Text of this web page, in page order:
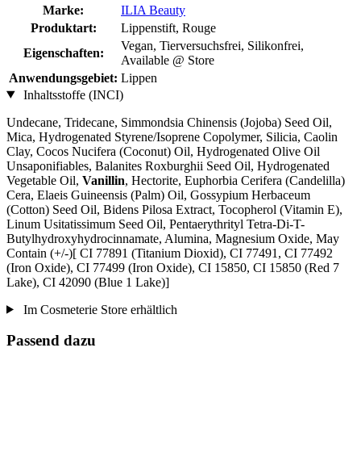
Marke:
ILIA Beauty
Produktart:
Lippenstift, Rouge
Eigenschaften:
Vegan, Tierversuchsfrei, Silikonfrei,
Available @ Store
Anwendungsgebiet: Lippen
Inhaltsstoffe (INCI)
Undecane, Tridecane, Simmondsia Chinensis (Jojoba) Seed Oil,
Mica, Hydrogenated Styrene/Isoprene Copolymer, Silicia, Caolin
Clay, Cocos Nucifera (Coconut) Oil, Hydrogenated Olive Oil
Unsaponifiables, Balanites Roxburghii Seed Oil, Hydrogenated
Vegetable Oil, Vanillin, Hectorite, Euphorbia Cerifera (Candelilla)
Cera, Elaeis Guineensis (Palm) Oil, Gossypium Herbaceum
(Cotton) Seed Oil, Bidens Pilosa Extract, Tocopherol (Vitamin E),
Linum Usitatissimum Seed Oil, Pentaerythrityl Tetra-Di-T-
Butylhydroxyhydrocinnamate, Alumina, Magnesium Oxide, May
Contain (+/-)[ CI 77891 (Titanium Dioxid), CI 77491, CI 77492
(Iron Oxide), CI 77499 (Iron Oxide), CI 15850, CI 15850 (Red 7
Lake), CI 42090 (Blue 1 Lake)]
Im Cosmeterie Store erhältlich
Passend dazu